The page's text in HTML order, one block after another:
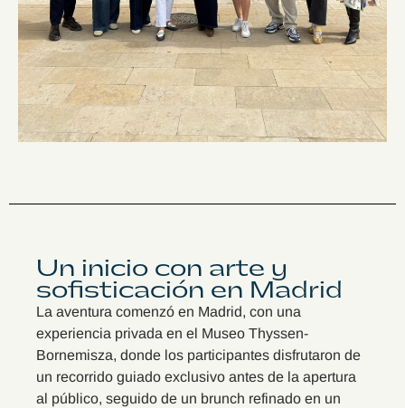
Un inicio con arte y
sofisticación en Madrid
La aventura comenzó en Madrid, con una
experiencia privada en el Museo Thyssen-
Bornemisza, donde los participantes disfrutaron de
un recorrido guiado exclusivo antes de la apertura
al público, seguido de un brunch refinado en un